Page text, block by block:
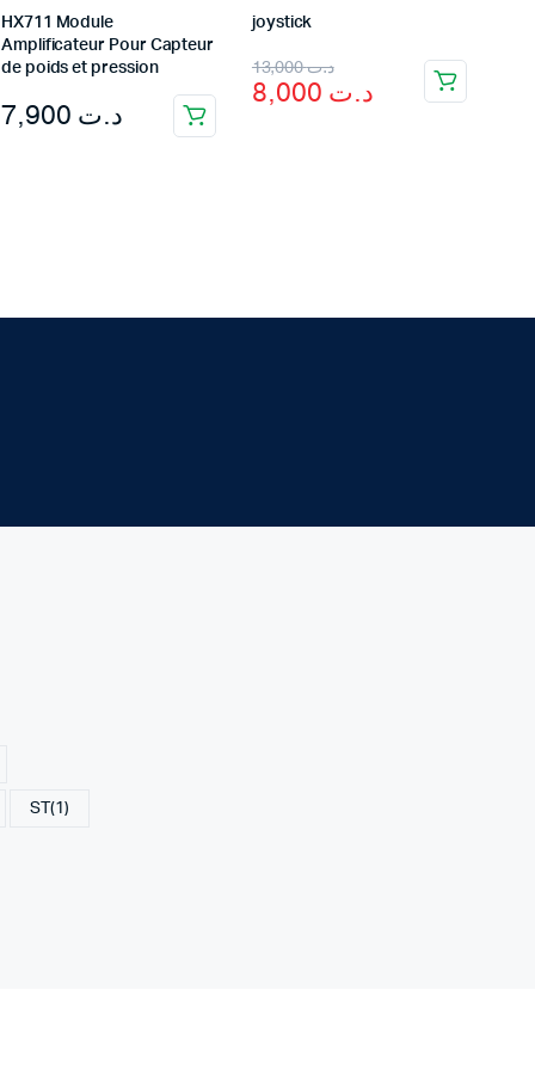
HX711 Module
Amplificateur Pour Capteur
de poids et pression
د.ت
joystick
د.ت13,000
Original
price د.ت
Current
price
ST(1)